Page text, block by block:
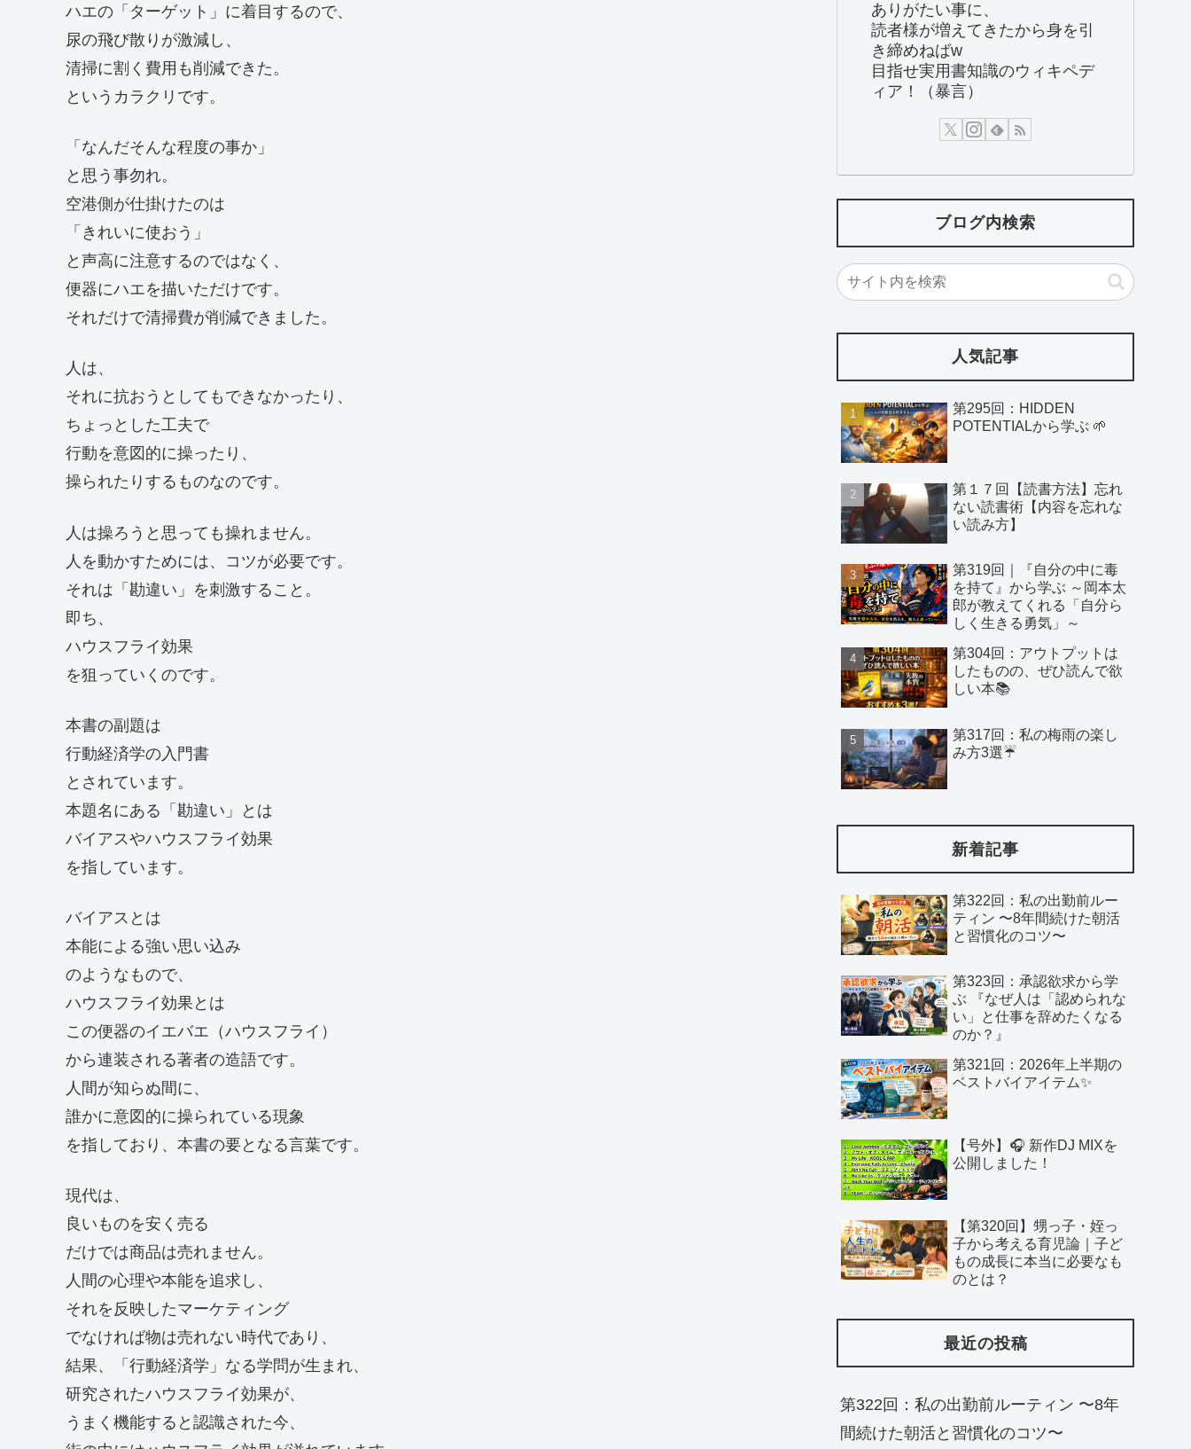
ハエの「ターゲット」に着目するので、
尿の飛び散りが激減し、
清掃に割く費用も削減できた。
というカラクリです。
「なんだそんな程度の事か」
と思う事勿れ。
空港側が仕掛けたのは
「きれいに使おう」
と声高に注意するのではなく、
便器にハエを描いただけです。
それだけで清掃費が削減できました。
人は、
それに抗おうとしてもできなかったり、
ちょっとした工夫で
行動を意図的に操ったり、
操られたりするものなのです。
人は操ろうと思っても操れません。
人を動かすためには、コツが必要です。
それは「勘違い」を刺激すること。
即ち、
ハウスフライ効果
を狙っていくのです。
本書の副題は
行動経済学の入門書
とされています。
本題名にある「勘違い」とは
バイアスやハウスフライ効果
を指しています。
バイアスとは
本能による強い思い込み
のようなもので、
ハウスフライ効果とは
この便器のイエバエ（ハウスフライ）
から連装される著者の造語です。
人間が知らぬ間に、
誰かに意図的に操られている現象
を指しており、本書の要となる言葉です。
現代は、
良いものを安く売る
だけでは商品は売れません。
人間の心理や本能を追求し、
それを反映したマーケティング
でなければ物は売れない時代であり、
結果、「行動経済学」なる学問が生まれ、
研究されたハウスフライ効果が、
うまく機能すると認識された今、
ありがたい事に、
読者様が増えてきたから身を引
き締めねばw
目指せ実用書知識のウィキペデ
ィア！（暴言）
ブログ内検索
人気記事
第295回：HIDDEN
POTENTIALから学ぶ 🌱
第１７回【読書方法】忘れ
ない読書術【内容を忘れな
い読み方】
第319回｜『自分の中に毒
を持て』から学ぶ ～岡本太
郎が教えてくれる「自分ら
しく生きる勇気」～
第304回：アウトプットは
したものの、ぜひ読んで欲
しい本📚
第317回：私の梅雨の楽し
み方3選☔️
新着記事
第322回：私の出勤前ルー
ティン 〜8年間続けた朝活
と習慣化のコツ〜
第323回：承認欲求から学
ぶ 『なぜ人は「認められな
い」と仕事を辞めたくなる
のか？』
第321回：2026年上半期の
ベストバイアイテム✨
【号外】🎧 新作DJ MIXを
公開しました！
【第320回】甥っ子・姪っ
子から考える育児論｜子ど
もの成長に本当に必要なも
のとは？
最近の投稿
第322回：私の出勤前ルーティン 〜8年
間続けた朝活と習慣化のコツ〜